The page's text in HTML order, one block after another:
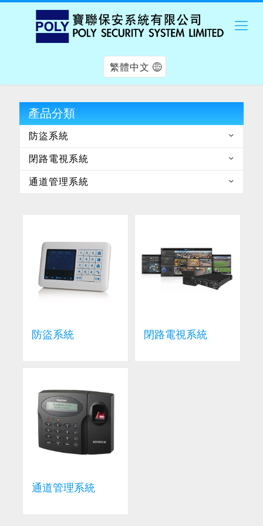
繁體中文
產品分類
防盜系統
閉路電視系統
通道管理系統
防盜系統 閉路電視系統
通道管理系統